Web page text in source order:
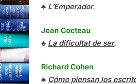
♣ L’Emperador.
Jean Cocteau
♣ La dificultat de ser.
Richard Cohen
♣ Cómo piensan los